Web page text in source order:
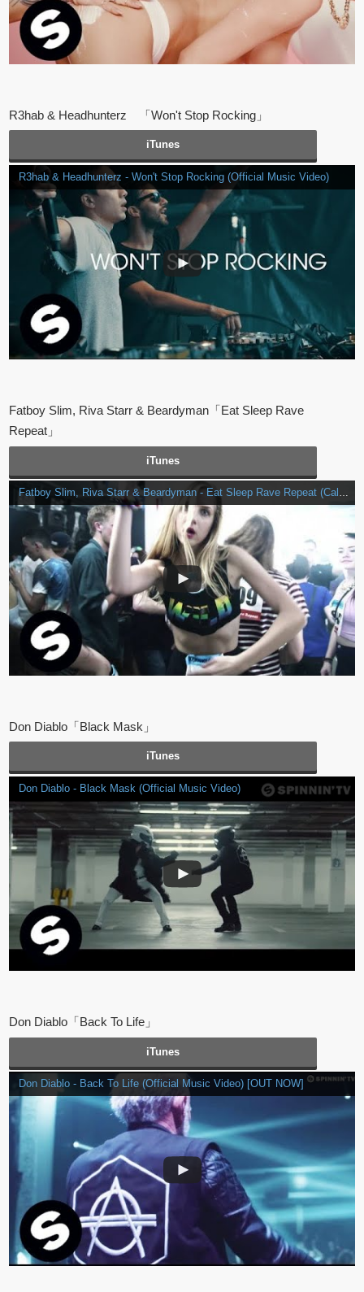
R3hab & Headhunterz 「Won't Stop Rocking」
iTunes
R3hab & Headhunterz - Won't Stop Rocking (Official Music Video)
Fatboy Slim, Riva Starr & Beardyman「Eat Sleep Rave
Repeat」
iTunes
Fatboy Slim, Riva Starr & Beardyman - Eat Sleep Rave Repeat (Calvin Harris Remix) [Official Video]
Don Diablo「Black Mask」
iTunes
Don Diablo - Black Mask (Official Music Video)
Don Diablo「Back To Life」
iTunes
Don Diablo - Back To Life (Official Music Video) [OUT NOW]